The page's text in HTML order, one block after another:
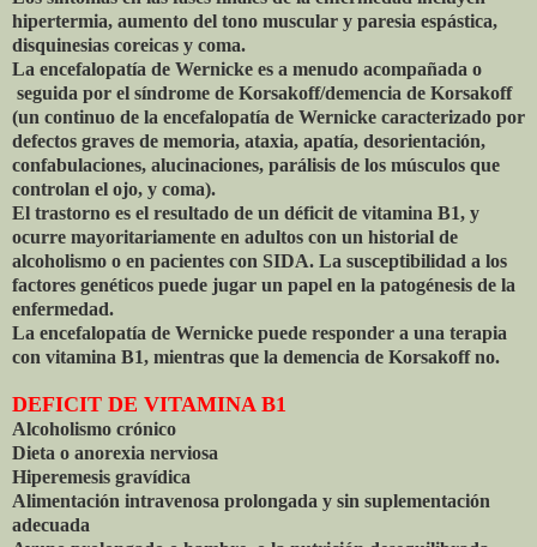
hipertermia, aumento del tono muscular y paresia espástica,
disquinesias coreicas y coma.
La encefalopatía de Wernicke es a menudo acompañada o
seguida por el síndrome de Korsakoff/demencia de Korsakoff
(un continuo de la encefalopatía de Wernicke caracterizado por
defectos graves de memoria, ataxia, apatía, desorientación,
confabulaciones, alucinaciones, parálisis de los músculos que
controlan el ojo, y coma).
El trastorno es el resultado de un déficit de vitamina B1, y
ocurre mayoritariamente en adultos con un historial de
alcoholismo o en pacientes con SIDA. La susceptibilidad a los
factores genéticos puede jugar un papel en la patogénesis de la
enfermedad.
La encefalopatía de Wernicke puede responder a una terapia
con vitamina B1, mientras que la demencia de Korsakoff no.
DEFICIT DE VITAMINA B1
Alcoholismo crónico
Dieta o anorexia nerviosa
Hiperemesis gravídica
Alimentación intravenosa prolongada y sin suplementación
adecuada